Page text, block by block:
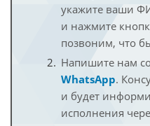
укажите ваши
и нажмите
позвоним, что
Напишите нам
WhatsApp.
и будет
исполнения